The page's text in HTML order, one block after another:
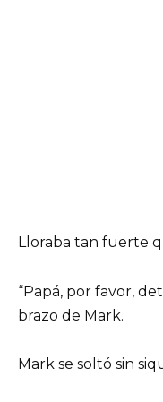
Lloraba tan fuerte
“Papá, por favor,
brazo de Mark.
Mark se soltó sin